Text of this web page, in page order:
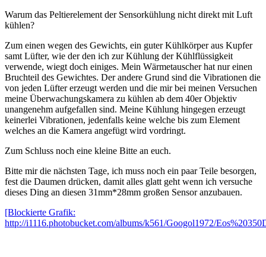
Warum das Peltierelement der Sensorkühlung nicht direkt mit Luft
kühlen?
Zum einen wegen des Gewichts, ein guter Kühlkörper aus Kupfer
samt Lüfter, wie der den ich zur Kühlung der Kühlflüssigkeit
verwende, wiegt doch einiges. Mein Wärmetauscher hat nur einen
Bruchteil des Gewichtes. Der andere Grund sind die Vibrationen die
von jeden Lüfter erzeugt werden und die mir bei meinen Versuchen
meine Überwachungskamera zu kühlen ab dem 40er Objektiv
unangenehm aufgefallen sind. Meine Kühlung hingegen erzeugt
keinerlei Vibrationen, jedenfalls keine welche bis zum Element
welches an die Kamera angefügt wird vordringt.
Zum Schluss noch eine kleine Bitte an euch.
Bitte mir die nächsten Tage, ich muss noch ein paar Teile besorgen,
fest die Daumen drücken, damit alles glatt geht wenn ich versuche
dieses Ding an diesen 31mm*28mm großen Sensor anzubauen.
[Blockierte Grafik:
http://i1116.photobucket.com/albums/k561/Googol1972/